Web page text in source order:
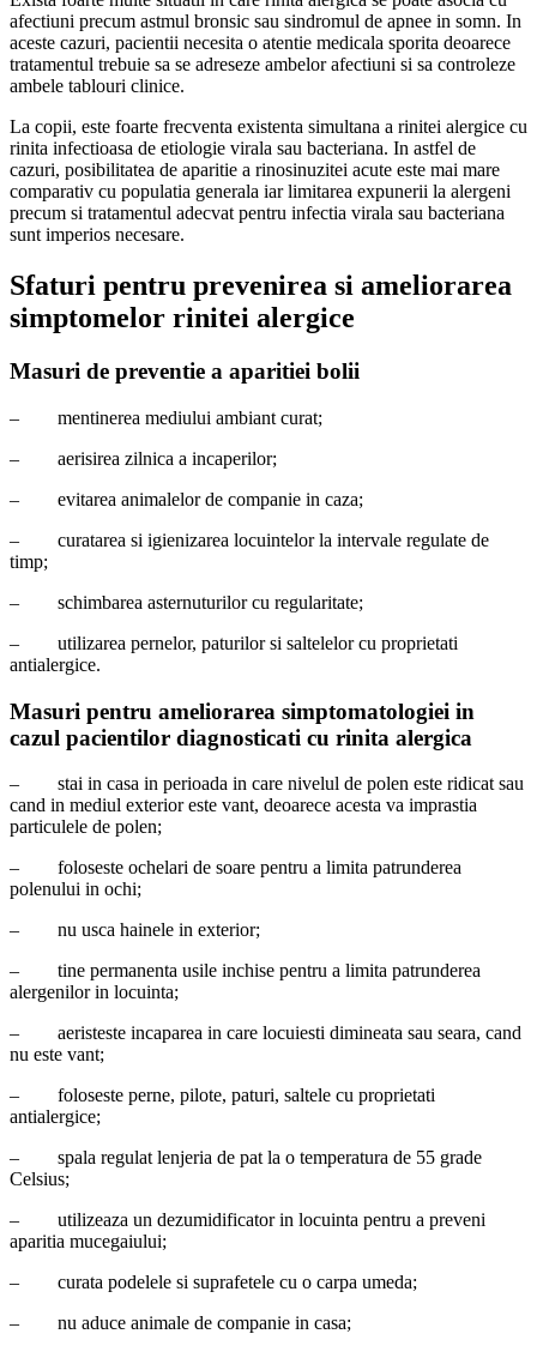
afectiuni precum astmul bronsic sau sindromul de apnee in somn. In
aceste cazuri, pacientii necesita o atentie medicala sporita deoarece
tratamentul trebuie sa se adreseze ambelor afectiuni si sa controleze
ambele tablouri clinice.
La copii, este foarte frecventa existenta simultana a rinitei alergice cu
rinita infectioasa de etiologie virala sau bacteriana. In astfel de
cazuri, posibilitatea de aparitie a rinosinuzitei acute este mai mare
comparativ cu populatia generala iar limitarea expunerii la alergeni
precum si tratamentul adecvat pentru infectia virala sau bacteriana
sunt imperios necesare.
Sfaturi pentru prevenirea si ameliorarea
simptomelor rinitei alergice
Masuri de preventie a aparitiei bolii
–
mentinerea mediului ambiant curat;
–
aerisirea zilnica a incaperilor;
–
evitarea animalelor de companie in caza;
–
curatarea si igienizarea locuintelor la intervale regulate de
timp;
–
schimbarea asternuturilor cu regularitate;
–
utilizarea pernelor, paturilor si saltelelor cu proprietati
antialergice.
Masuri pentru ameliorarea simptomatologiei in
cazul pacientilor diagnosticati cu rinita alergica
–
stai in casa in perioada in care nivelul de polen este ridicat sau
cand in mediul exterior este vant, deoarece acesta va imprastia
particulele de polen;
–
foloseste ochelari de soare pentru a limita patrunderea
polenului in ochi;
–
nu usca hainele in exterior;
–
tine permanenta usile inchise pentru a limita patrunderea
alergenilor in locuinta;
–
aeristeste incaparea in care locuiesti dimineata sau seara, cand
nu este vant;
–
foloseste perne, pilote, paturi, saltele cu proprietati
antialergice;
–
spala regulat lenjeria de pat la o temperatura de 55 grade
Celsius;
–
utilizeaza un dezumidificator in locuinta pentru a preveni
aparitia mucegaiului;
–
curata podelele si suprafetele cu o carpa umeda;
–
nu aduce animale de companie in casa;